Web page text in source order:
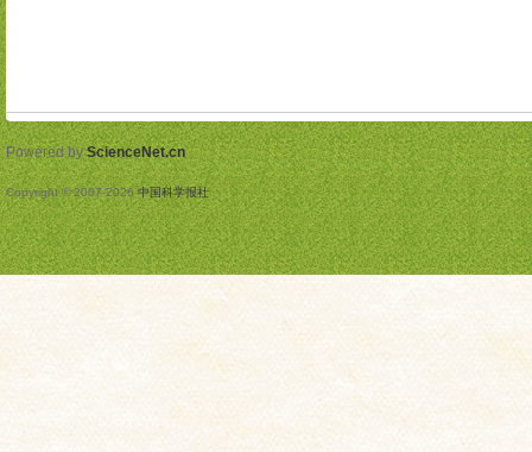
Powered byScienceNet.cn
Copyright © 2007-2026中国科学报社